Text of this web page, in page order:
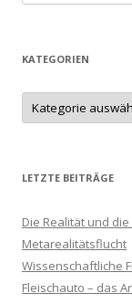
KATEGORIEN
LETZTE BEITRÄGE
Die Realität und
Metarealitätsflucht
Wissenschaftliche
Fleischauto – das